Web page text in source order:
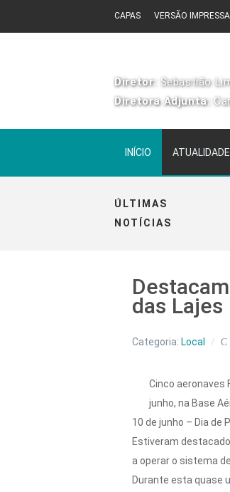
CAPAS VERSÃO IMPRESSA
Diretor: Sebastião
Diretora Adjunta:
INÍCIO ATUALIDADE
ÚLTIMAS
NOTÍCIAS
das Lajes
Categoria: Local
Cinco aeronaves
junho, na Base
10 de junho – Dia de
Estiveram
a operar o sistema
Durante esta quase